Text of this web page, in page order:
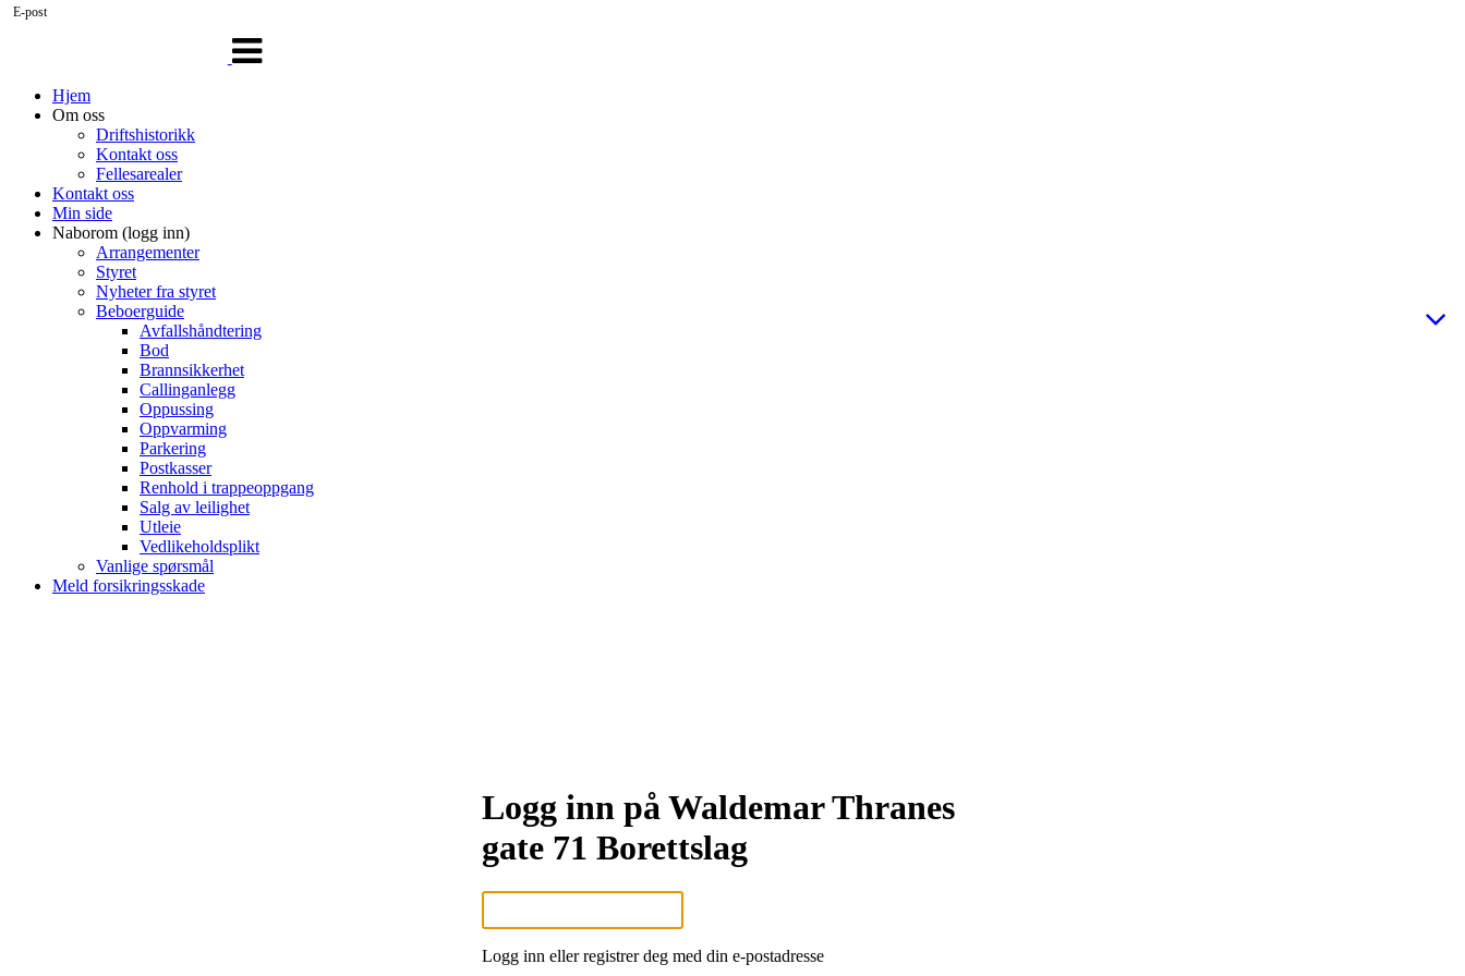
navigasjon
Hjem
Om oss
Driftshistorikk
Kontakt oss
Fellesarealer
Kontakt oss
Min side
Naborom (logg inn)
Arrangementer
Styret
Nyheter fra styret
Beboerguide
Avfallshåndtering
Bod
Brannsikkerhet
Callinganlegg
Oppussing
Oppvarming
Parkering
Postkasser
Renhold i trappeoppgang
Salg av leilighet
Utleie
Vedlikeholdsplikt
Vanlige spørsmål
Meld forsikringsskade
Logg inn på Waldemar Thranes
gate 71 Borettslag
E-post
Logg inn eller registrer deg med din e-postadresse